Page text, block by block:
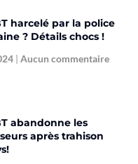
harcelé par la police
? Détails chocs !
Aucun commentaire
abandonne les
après trahison